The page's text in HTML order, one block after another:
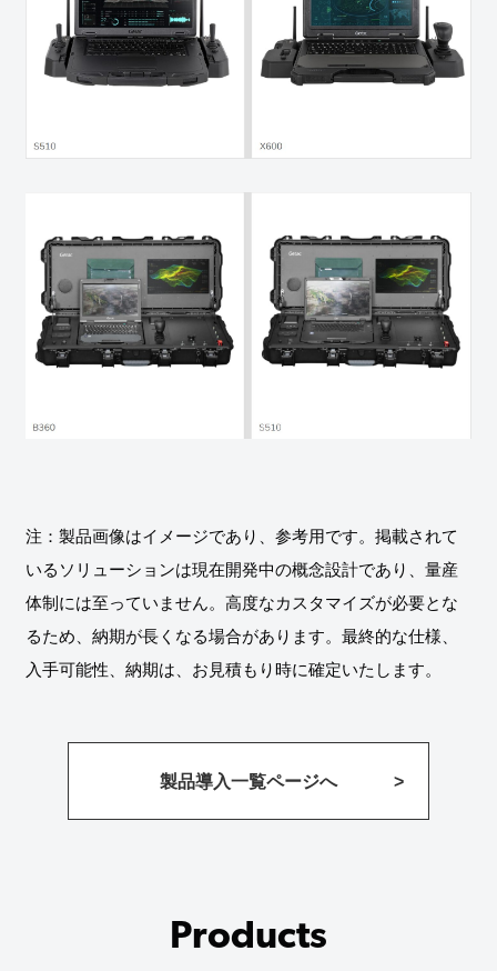
注：製品画像はイメージであり、参考用です。掲載されて
いるソリューションは現在開発中の概念設計であり、量産
体制には至っていません。高度なカスタマイズが必要とな
るため、納期が長くなる場合があります。最終的な仕様、
入手可能性、納期は、お見積もり時に確定いたします。
製品導入一覧ページへ >
Products